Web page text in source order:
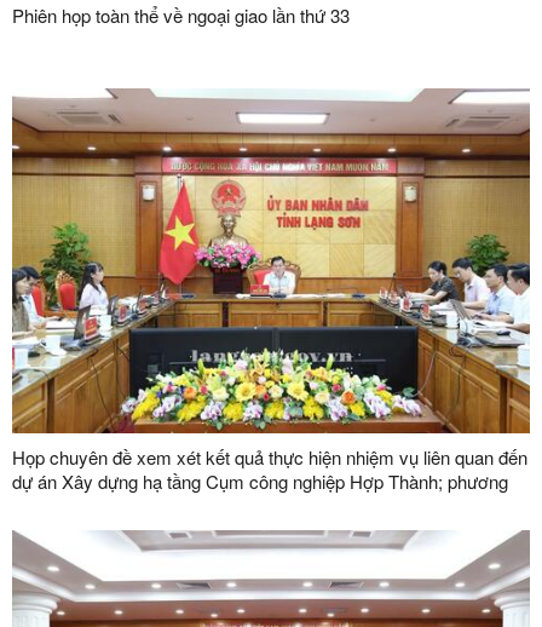
Phiên họp toàn thể về ngoại giao lần thứ 33
Họp chuyên đề xem xét kết quả thực hiện nhiệm vụ liên quan đến
dự án Xây dựng hạ tầng Cụm công nghiệp Hợp Thành; phương
phục vụ giải phóng mặt bằng dự án Khu công nghiệp VSIP Lạng
Sơn